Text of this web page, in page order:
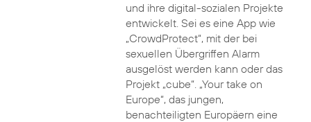
und ihre digital-sozialen Projekte
entwickelt. Sei es eine App wie
„CrowdProtect“, mit der bei
sexuellen Übergriffen Alarm
ausgelöst werden kann oder das
Projekt „cube“. „Your take on
Europe“, das jungen,
benachteiligten Europäern eine